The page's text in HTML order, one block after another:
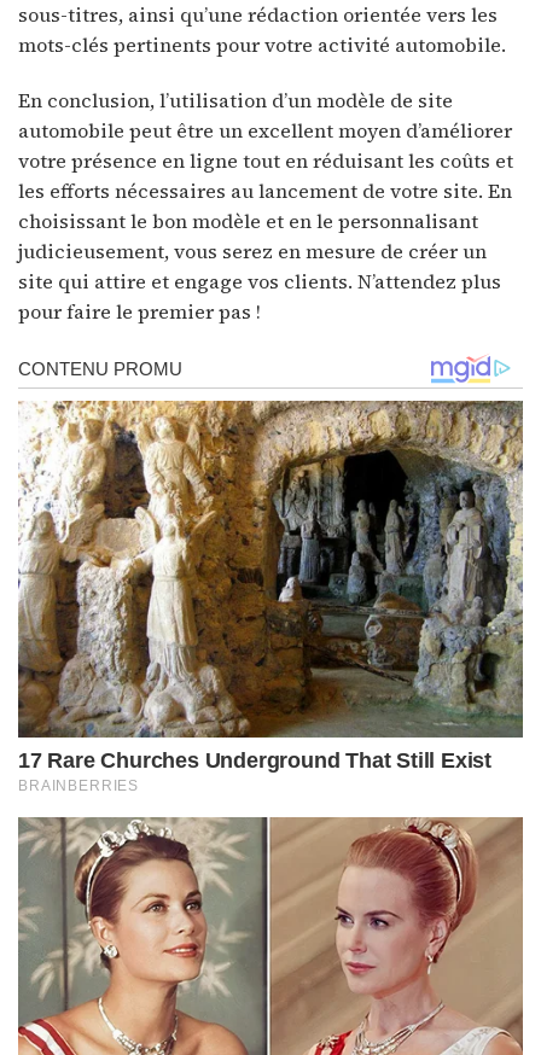
sous-titres, ainsi qu’une rédaction orientée vers les
mots-clés pertinents pour votre activité automobile.
En conclusion, l’utilisation d’un modèle de site
automobile peut être un excellent moyen d’améliorer
votre présence en ligne tout en réduisant les coûts et
les efforts nécessaires au lancement de votre site. En
choisissant le bon modèle et en le personnalisant
judicieusement, vous serez en mesure de créer un
site qui attire et engage vos clients. N’attendez plus
pour faire le premier pas !